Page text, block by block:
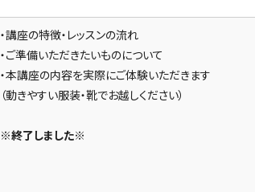
・講座の特徴・レッスンの流れ
・ご準備いただきたいものについて
・本講座の内容を実際にご体験いただきます
（動きやすい服装・靴でお越しください）
※終了しました※